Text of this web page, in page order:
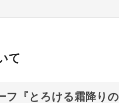
て
フ『とろける霜降りの